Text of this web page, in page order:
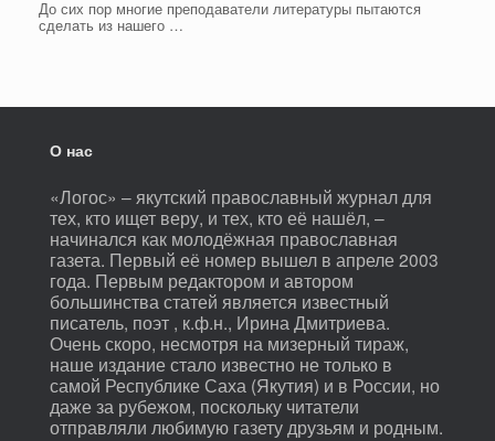
До сих пор многие преподаватели литературы пытаются
сделать из нашего …
О нас
«Логос» – якутский православный журнал для
тех, кто ищет веру, и тех, кто её нашёл, –
начинался как молодёжная православная
газета. Первый её номер вышел в апреле 2003
года. Первым редактором и автором
большинства статей является известный
писатель, поэт , к.ф.н., Ирина Дмитриева.
Очень скоро, несмотря на мизерный тираж,
наше издание стало известно не только в
самой Республике Саха (Якутия) и в России, но
даже за рубежом, поскольку читатели
отправляли любимую газету друзьям и родным.